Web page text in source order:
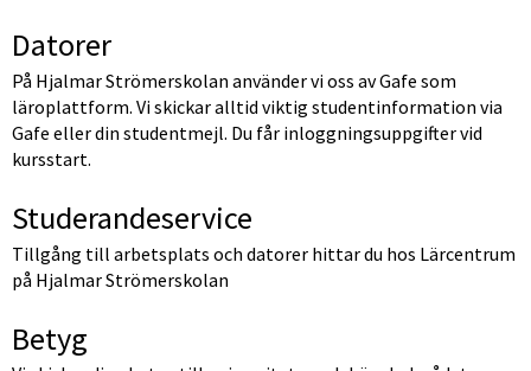
Datorer
På Hjalmar Strömerskolan använder vi oss av Gafe som
läroplattform. Vi skickar alltid viktig studentinformation via
Gafe eller din studentmejl. Du får inloggningsuppgifter vid
kursstart.
Studerandeservice
Tillgång till arbetsplats och datorer hittar du hos Lärcentrum
på Hjalmar Strömerskolan
Betyg